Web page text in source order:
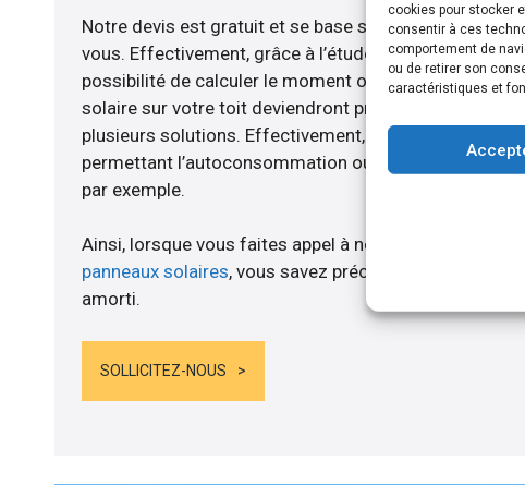
cookies pour stocker
consentir à ces
comportement de
ou de retirer son
caractéristiques et
Notre devis est gratuit et se base sur la configuration
vous. Effectivement, grâce à l’étude rentabilité
possibilité de calculer le moment où les travaux
solaire sur votre toit deviendront profitables. Pour
plusieurs solutions. Effectivement, nous vous
permettant l’autoconsommation ou l’alimentation de
par exemple.
Ainsi, lorsque vous faites appel à notre entreprise pour
panneaux solaires, vous savez précisément quand le
amorti.
SOLLICITEZ-NOUS